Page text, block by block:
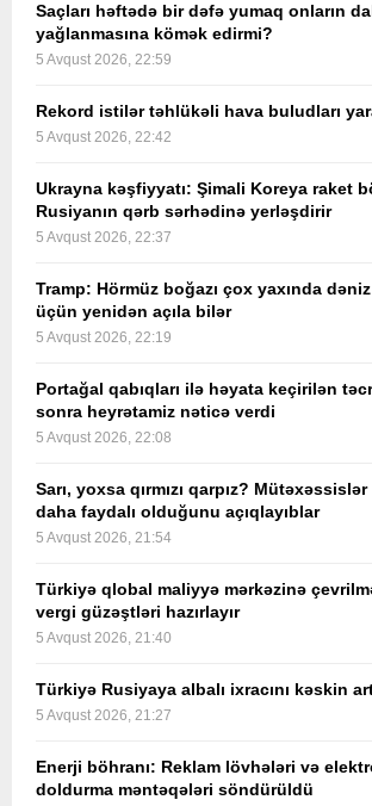
Saçları həftədə bir dəfə yumaq onların
yağlanmasına kömək edirmi?
5 Avqust 2026, 22:59
Rekord istilər təhlükəli hava buludları
5 Avqust 2026, 22:42
Ukrayna kəşfiyyatı: Şimali Koreya raket
Rusiyanın qərb sərhədinə yerləşdirir
5 Avqust 2026, 22:37
Tramp: Hörmüz boğazı çox yaxında dəniz
üçün yenidən açıla bilər
5 Avqust 2026, 22:19
Portağal qabıqları ilə həyata keçirilən
sonra heyrətamiz nəticə verdi
5 Avqust 2026, 22:08
Sarı, yoxsa qırmızı qarpız?
daha faydalı olduğunu açıqlayıblar
5 Avqust 2026, 21:54
Türkiyə qlobal maliyyə mərkəzinə
vergi güzəştləri hazırlayır
5 Avqust 2026, 21:40
Türkiyə Rusiyaya albalı ixracını kəskin
5 Avqust 2026, 21:27
Enerji böhranı: Reklam lövhələri və
doldurma məntəqələri söndürüldü